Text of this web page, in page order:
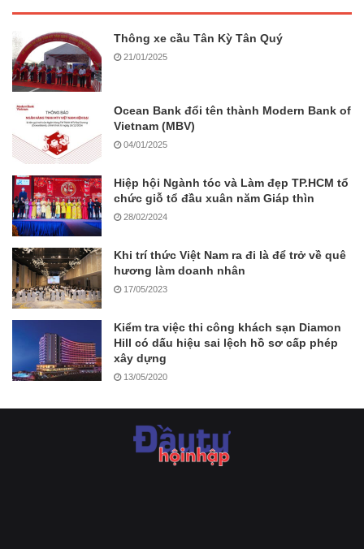
Thông xe cầu Tân Kỳ Tân Quý
21/01/2025
Ocean Bank đổi tên thành Modern Bank of
Vietnam (MBV)
04/01/2025
Hiệp hội Ngành tóc và Làm đẹp TP.HCM tổ
chức giỗ tổ đầu xuân năm Giáp thìn
28/02/2024
Khi trí thức Việt Nam ra đi là để trở về quê
hương làm doanh nhân
17/05/2023
Kiểm tra việc thi công khách sạn Diamon
Hill có dấu hiệu sai lệch hồ sơ cấp phép
xây dựng
13/05/2020